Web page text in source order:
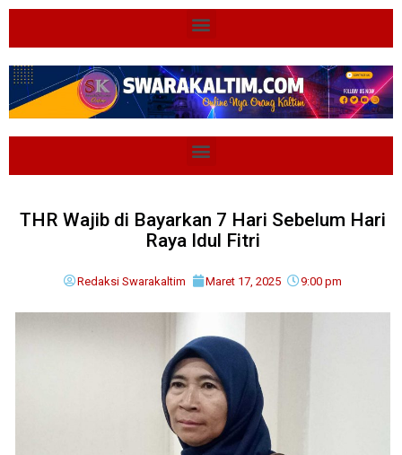
THR Wajib di Bayarkan 7 Hari Sebelum Hari
Raya Idul Fitri
Redaksi Swarakaltim Maret 17, 2025 9:00 pm